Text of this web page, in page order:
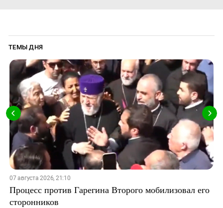
ТЕМЫ ДНЯ
07 августа 2026, 21:10
Процесс против Гарегина Второго мобилизовал его
сторонников